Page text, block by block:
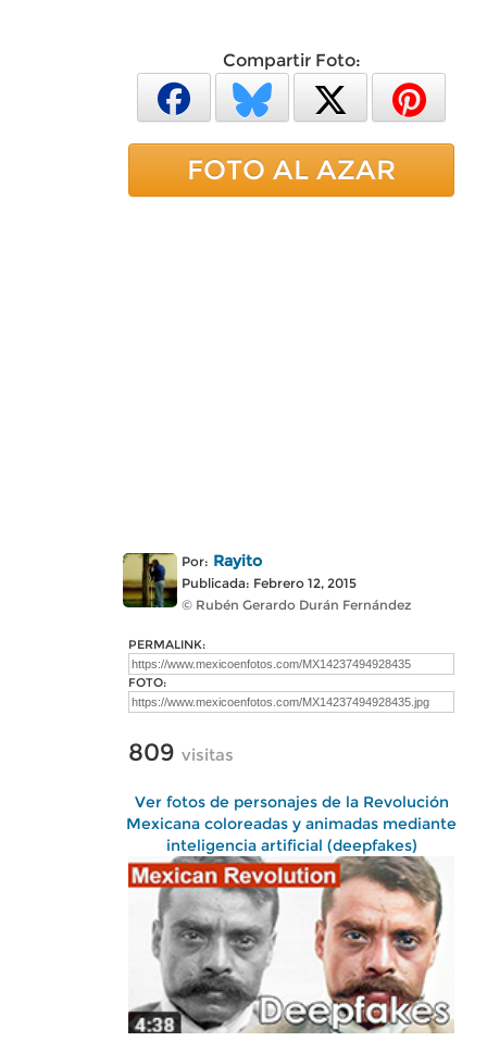
Compartir Foto:
FOTO AL AZAR
Por: Rayito
Publicada: Febrero 12, 2015
© Rubén Gerardo Durán Fernández
PERMALINK:
FOTO:
809 visitas
Ver fotos de personajes de la Revolución
Mexicana coloreadas y animadas mediante
inteligencia artificial (deepfakes)